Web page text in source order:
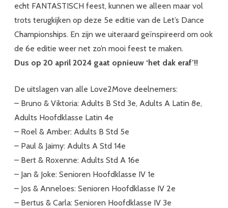
echt FANTASTISCH feest, kunnen we alleen maar vol
trots terugkijken op deze 5e editie van de Let’s Dance
Championships. En zijn we uiteraard geïnspireerd om ook
de 6e editie weer net zo’n mooi feest te maken.
Dus op 20 april 2024 gaat opnieuw ‘het dak eraf’!!
De uitslagen van alle Love2Move deelnemers:
– Bruno & Viktoria: Adults B Std 3e, Adults A Latin 8e,
Adults Hoofdklasse Latin 4e
– Roel & Amber: Adults B Std 5e
– Paul & Jaimy: Adults A Std 14e
– Bert & Roxenne: Adults Std A 16e
– Jan & Joke: Senioren Hoofdklasse IV 1e
– Jos & Anneloes: Senioren Hoofdklasse IV 2e
– Bertus & Carla: Senioren Hoofdklasse IV 3e